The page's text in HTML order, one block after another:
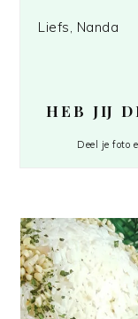
Liefs, Nanda
HEB JIJ
Deel je foto